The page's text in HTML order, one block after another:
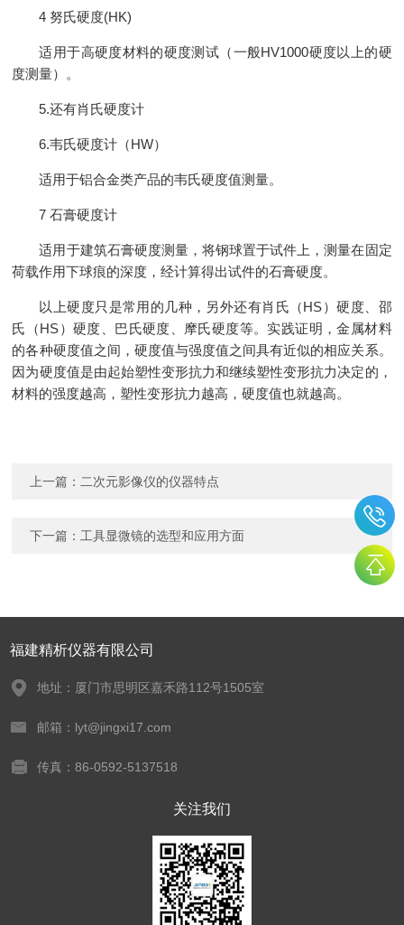
4 努氏硬度(HK)
适用于高硬度材料的硬度测试（一般HV1000硬度以上的硬
度测量）。
5.还有肖氏硬度计
6.韦氏硬度计（HW）
适用于铝合金类产品的韦氏硬度值测量。
7 石膏硬度计
适用于建筑石膏硬度测量，将钢球置于试件上，测量在固定
荷载作用下球痕的深度，经计算得出试件的石膏硬度。
以上硬度只是常用的几种，另外还有肖氏（HS）硬度、邵
氏（HS）硬度、巴氏硬度、摩氏硬度等。实践证明，金属材料
的各种硬度值之间，硬度值与强度值之间具有近似的相应关系。
因为硬度值是由起始塑性变形抗力和继续塑性变形抗力决定的，
材料的强度越高，塑性变形抗力越高，硬度值也就越高。
上一篇： 二次元影像仪的仪器特点
下一篇： 工具显微镜的选型和应用方面
福建精析仪器有限公司
地址：厦门市思明区嘉禾路112号1505室
邮箱：lyt@jingxi17.com
传真：86-0592-5137518
关注我们